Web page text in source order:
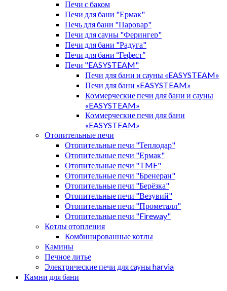
Печи с баком
Печи для бани "Ермак"
Печь для бани "Паровар"
Печи для сауны "Ферингер"
Печи для бани "Радуга"
Печи для бани “Гефест”
Печи "EASYSTEAM"
Печи для бани и сауны «EASYSTEAM»
Печи для бани «EASYSTEAM»
Коммерческие печи для бани и сауны
«EASYSTEAM»
Коммерческие печи для бани
«EASYSTEAM»
Отопительные печи
Отопительные печи "Теплодар"
Отопительные печи "Ермак"
Отопительные печи "TMF"
Отопительные печи "Бренеран"
Отопительные печи "Берёзка"
Отопительные печи "Везувий"
Отопительные печи "Прометалл"
Отопительные печи "Fireway"
Котлы отопления
Комбинированные котлы
Камины
Печное литье
Электрические печи для сауны harvia
Камни для бани